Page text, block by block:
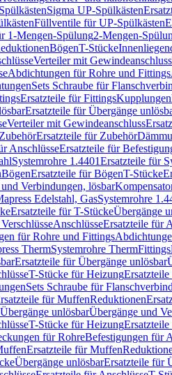
Sigma UP-Spülkästen
Füllventile für UP-Spülkästen
1-Mengen-Spülung2-Mengen-
BögenT-Stücke
Verteiler mit Gewindeanschluss
Abdichtungen für Rohre und Fittings
Sets Schraube für
Ersatzteile für FittingsKupplungen
Ersatzteile für Übergänge
Verteiler mit Gewindeanschluss
ZubehörErsatzteile für Zubehör
AnschlüsseErsatzteile für
Systemrohre 1.4401Ersatzteile für
BögenErsatzteile für BögenT-Stücke
Verbindungen, lösbar
Edelstahl, GasSystemrohre
Ersatzteile für T-StückeÜbergänge
AnschlüsseErsatzteile für
für Rohre und Fittings
ThermSystemrohre ThermFittings
Ersatzteile für Übergänge unlösbar
T-Stücke für Heizung
Sets Schraube für
für MuffenReduktionen
unlösbarÜbergänge und
T-Stücke für Heizung
für RohreBefestigungen für
Ersatzteile für Muffen
Übergänge unlösbarErsatzteile für